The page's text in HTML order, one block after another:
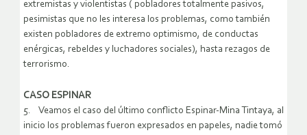
extremistas y violentistas ( pobladores totalmente pasivos,
pesimistas que no les interesa los problemas, como también
existen pobladores de extremo optimismo, de conductas
enérgicas, rebeldes y luchadores sociales), hasta rezagos de
terrorismo.
CASO ESPINAR
5. Veamos el caso del último conflicto Espinar-Mina Tintaya, al
inicio los problemas fueron expresados en papeles, nadie tomó